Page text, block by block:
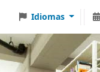
Idiomas